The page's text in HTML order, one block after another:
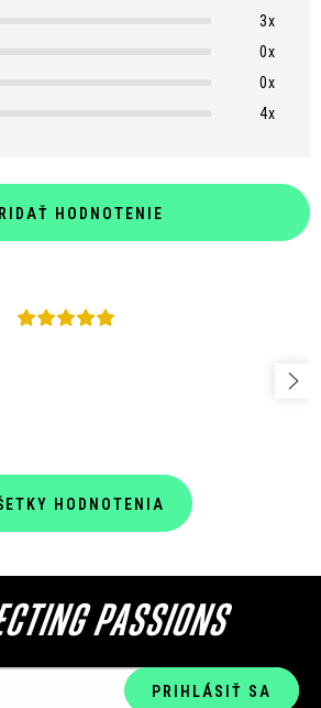
3x
0x
0x
4x
HODNOTENIE
HODNOTENIA
PRIHLÁSIŤ SA